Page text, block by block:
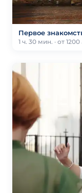
Первое
1 ч. 30 мин. · от 1200